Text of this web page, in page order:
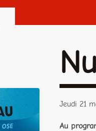
Jeudi 21
Au